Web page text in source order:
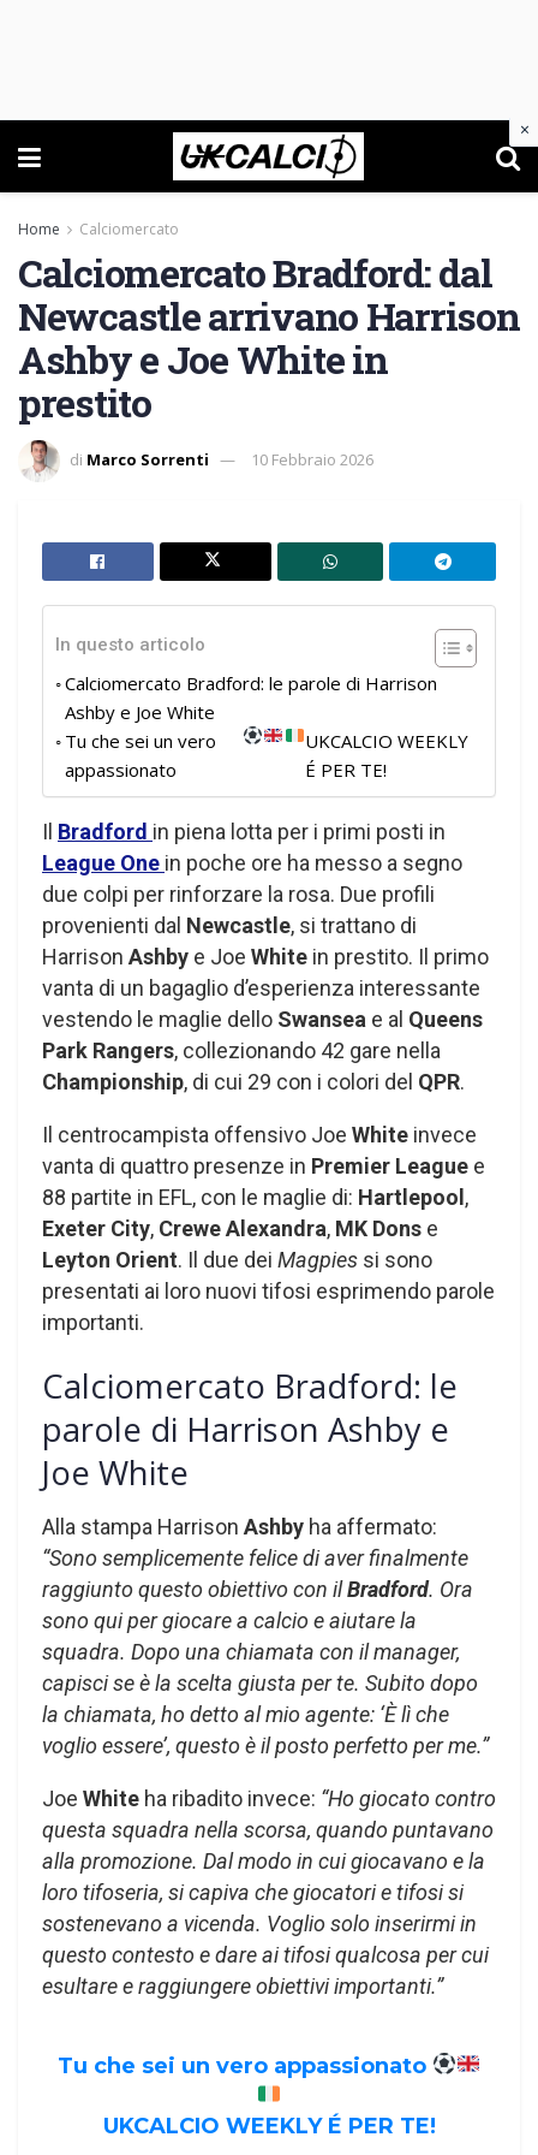
Home Calciomercato
Calciomercato Bradford: dal
Newcastle arrivano Harrison
Ashby e Joe White in
prestito
di Marco Sorrenti 10 Febbraio 2026
In questo articolo
Calciomercato Bradford: le parole di Harrison
Ashby e Joe White
Tu che sei un vero
appassionato
UKCALCIO WEEKLY
É PER TE!
Il Bradford in piena lotta per i primi posti in
League One in poche ore ha messo a segno
due colpi per rinforzare la rosa. Due profili
provenienti dal Newcastle, si trattano di
Harrison Ashby e Joe White in prestito. Il primo
vanta di un bagaglio d’esperienza interessante
vestendo le maglie dello Swansea e al Queens
Park Rangers, collezionando 42 gare nella
Championship, di cui 29 con i colori del QPR.
Il centrocampista offensivo Joe White invece
vanta di quattro presenze in Premier League e
88 partite in EFL, con le maglie di: Hartlepool,
Exeter City, Crewe Alexandra, MK Dons e
Leyton Orient. Il due dei Magpies si sono
presentati ai loro nuovi tifosi esprimendo parole
importanti.
Calciomercato Bradford: le
parole di Harrison Ashby e
Joe White
Alla stampa Harrison Ashby ha affermato:
“Sono semplicemente felice di aver finalmente
raggiunto questo obiettivo con ilBradford. Ora
sono qui per giocare a calcio e aiutare la
squadra. Dopo una chiamata con il manager,
capisci se è la scelta giusta per te. Subito dopo
la chiamata, ho detto al mio agente: ‘È lì che
voglio essere’, questo è il posto perfetto per me.”
Joe White ha ribadito invece: “Ho giocato contro
questa squadra nella scorsa, quando puntavano
alla promozione. Dal modo in cui giocavano e la
loro tifoseria, si capiva che giocatori e tifosi si
sostenevano a vicenda. Voglio solo inserirmi in
questo contesto e dare ai tifosi qualcosa per cui
esultare e raggiungere obiettivi importanti.”
Tu che sei un vero appassionato
UKCALCIO WEEKLY É PER TE!
×